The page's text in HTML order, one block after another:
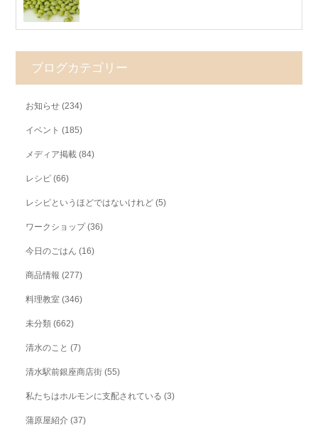
ブログカテゴリー
お知らせ (234)
イベント (185)
メディア掲載 (84)
レシピ (66)
レシピというほどではないけれど (5)
ワークショップ(36)
今日のごはん (16)
商品情報 (277)
料理教室 (346)
未分類 (662)
清水のこと (7)
清水駅前銀座商店街 (55)
私たちはホルモンに支配されている (3)
蒲原屋紹介 (37)